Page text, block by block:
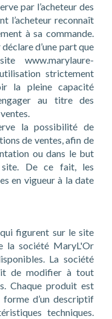
par l’acheteur des
l’acheteur reconnaît
à sa commande.
d’une part que
www.marylaure-
strictement
la pleine capacité
au titre des
la possibilité de
de ventes, afin de
ou dans le but
site. De ce fait, les
en vigueur à la date
figurent sur le site
la société MaryL'Or
La société
de modifier à tout
Chaque produit est
d’un descriptif
techniques.